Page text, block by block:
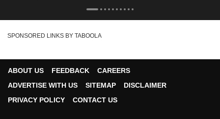
SPONSORED LINKS BY TABOOLA
ABOUT US FEEDBACK
CAREERS
ADVERTISE WITH US
SITEMAP
DISCLAIMER
PRIVACY POLICY
CONTACT US